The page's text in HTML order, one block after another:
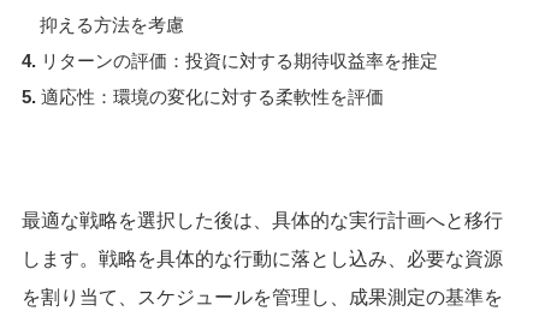
抑える方法を考慮
リターンの評価：投資に対する期待収益率を推定
適応性：環境の変化に対する柔軟性を評価
最適な戦略を選択した後は、具体的な実行計画へと移行
します。戦略を具体的な行動に落とし込み、必要な資源
を割り当て、スケジュールを管理し、成果測定の基準を